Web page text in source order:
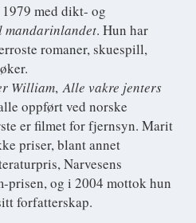
med dikt- og
mandarinlandet. Hun har
romaner, skuespill,
William,Alle vakre jenters
oppført ved norske
er filmet for fjernsyn. Marit
priser, blant annet
Narvesens
prisen, og i 2004 mottok hun
forfatterskap.